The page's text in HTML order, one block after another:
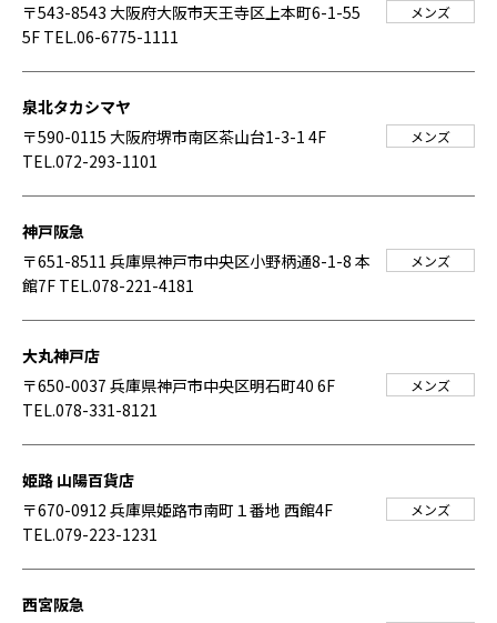
〒543-8543 大阪府大阪市天王寺区上本町6-1-55
5F TEL.06-6775-1111
メンズ
泉北タカシマヤ
〒590-0115 大阪府堺市南区茶山台1-3-1 4F
TEL.072-293-1101
メンズ
神戸阪急
〒651-8511 兵庫県神戸市中央区小野柄通8-1-8 本
館7F TEL.078-221-4181
メンズ
大丸神戸店
〒650-0037 兵庫県神戸市中央区明石町40 6F
TEL.078-331-8121
メンズ
姫路 山陽百貨店
〒670-0912 兵庫県姫路市南町１番地 西館4F
TEL.079-223-1231
メンズ
西宮阪急